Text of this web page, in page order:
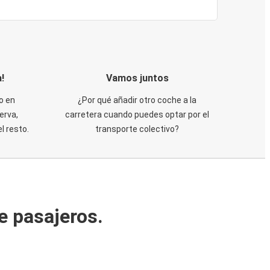
en
resto.
Vamos juntos
¿Por qué añadir otro coche a la
carretera cuando puedes optar por el
transporte colectivo?
pasajeros.